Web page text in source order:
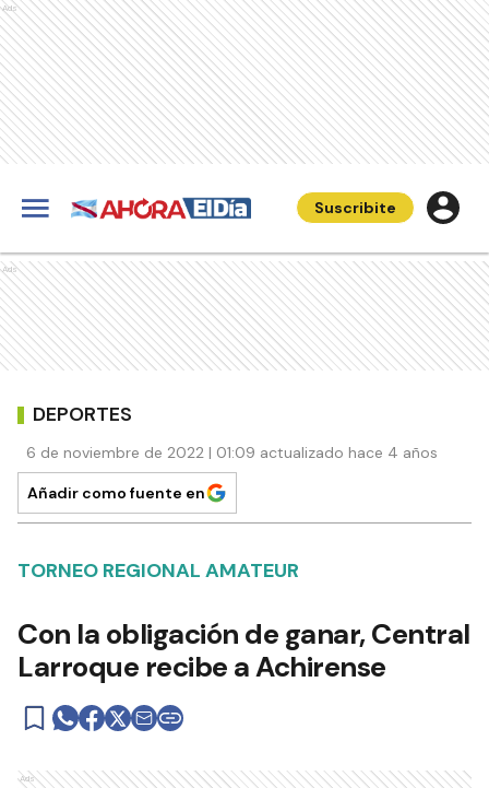
Ads
Suscribite
Ads
DEPORTES
6 de noviembre de 2022 | 01:09 actualizado hace 4 años
Añadir como fuente en
TORNEO REGIONAL AMATEUR
Con la obligación de ganar, Central
Larroque recibe a Achirense
Ads